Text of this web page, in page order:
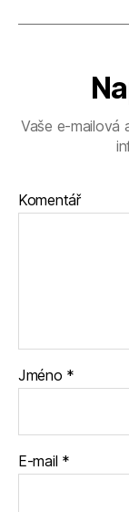
Vaše e-mailová
Komentář
Jméno *
E-mail *